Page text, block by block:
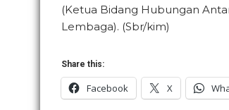
(Ketua Bidang Hubungan
Lembaga). (Sbr/kim)
Share this:
Facebook X